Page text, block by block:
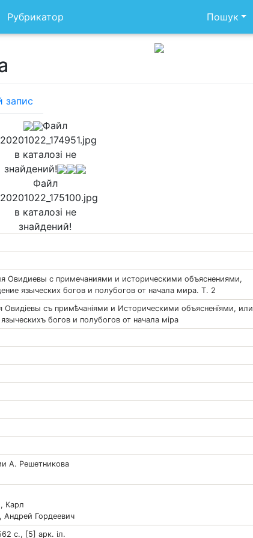
Рубрикатор Пошук
запис
Файл
20201022_174951.jpg
в каталозі не
знайдений!
Файл
20201022_175100.jpg
в каталозі не
знайдений!
Овидиевы с примечаниями и историческими объяснениями,
языческих богов и полубогов от начала мира. Т. 2
Овидіевы съ примѣчаніями и Историческими объясненїями, или
богов и полубогов от начала міра
А. Решетникова
Карл
Андрей Гордеевич
с., [5] арк. іл.